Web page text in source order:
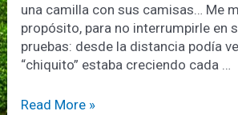
una camilla con sus camisas… Me
propósito, para no interrumpirle en
pruebas: desde la distancia podía
“chiquito” estaba creciendo cada …
Trampitas
Read More »